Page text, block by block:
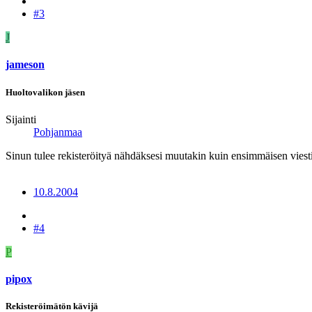
#3
J
jameson
Huoltovalikon jäsen
Sijainti
Pohjanmaa
Sinun tulee rekisteröityä nähdäksesi muutakin kuin ensimmäisen
10.8.2004
#4
P
pipox
Rekisteröimätön kävijä